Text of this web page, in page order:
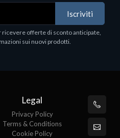
Iscriviti
offerte di sconto anticipate,
sui nuovi prodotti.
Legal
Privacy Policy
Terms & Conditions
Cookie Policy